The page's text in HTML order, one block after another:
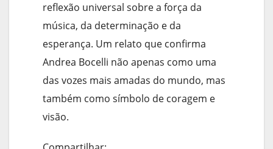
reflexão universal sobre a força da
música, da determinação e da
esperança. Um relato que confirma
Andrea Bocelli não apenas como uma
das vozes mais amadas do mundo, mas
também como símbolo de coragem e
visão.